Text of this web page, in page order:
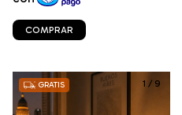
COMPRAR
1 / 9
GRATIS